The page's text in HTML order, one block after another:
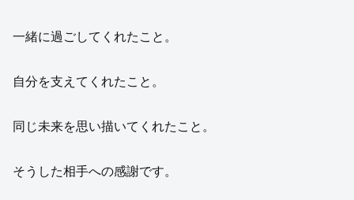
一緒に過ごしてくれたこと。
自分を支えてくれたこと。
同じ未来を思い描いてくれたこと。
そうした相手への感謝です。